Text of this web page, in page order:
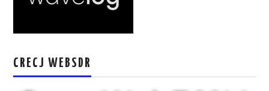
CRECJ WEBSDR